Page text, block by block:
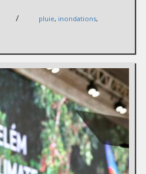
/ pluie, inondations,